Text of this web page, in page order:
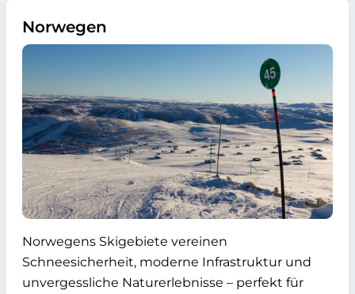
Norwegen
Norwegens Skigebiete vereinen
Schneesicherheit, moderne Infrastruktur und
unvergessliche Naturerlebnisse – perfekt für